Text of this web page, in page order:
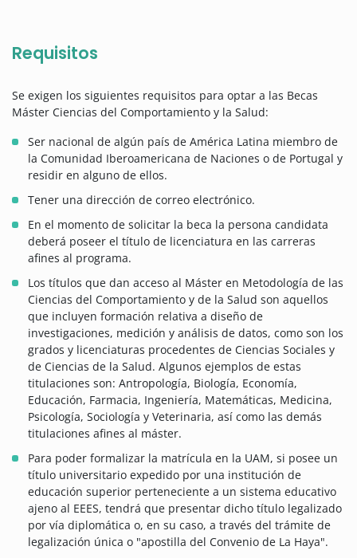
Requisitos
Se exigen los siguientes requisitos para optar a las Becas
Máster Ciencias del Comportamiento y la Salud:
Ser nacional de algún país de América Latina miembro de
la Comunidad Iberoamericana de Naciones o de Portugal y
residir en alguno de ellos.
Tener una dirección de correo electrónico.
En el momento de solicitar la beca la persona candidata
deberá poseer el título de licenciatura en las carreras
afines al programa.
Los títulos que dan acceso al Máster en Metodología de las
Ciencias del Comportamiento y de la Salud son aquellos
que incluyen formación relativa a diseño de
investigaciones, medición y análisis de datos, como son los
grados y licenciaturas procedentes de Ciencias Sociales y
de Ciencias de la Salud. Algunos ejemplos de estas
titulaciones son: Antropología, Biología, Economía,
Educación, Farmacia, Ingeniería, Matemáticas, Medicina,
Psicología, Sociología y Veterinaria, así como las demás
titulaciones afines al máster.
Para poder formalizar la matrícula en la UAM, si posee un
título universitario expedido por una institución de
educación superior perteneciente a un sistema educativo
ajeno al EEES, tendrá que presentar dicho título legalizado
por vía diplomática o, en su caso, a través del trámite de
legalización única o "apostilla del Convenio de La Haya".